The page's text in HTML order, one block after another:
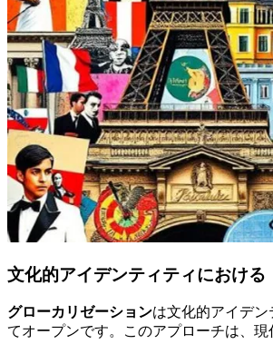
文化的アイデンティティにおけ
グローカリゼーションは文化的アイデ
てオープンです。このアプローチは、